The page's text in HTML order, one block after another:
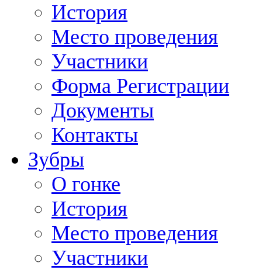
История
Место проведения
Участники
Форма Регистрации
Документы
Контакты
Зубры
О гонке
История
Место проведения
Участники